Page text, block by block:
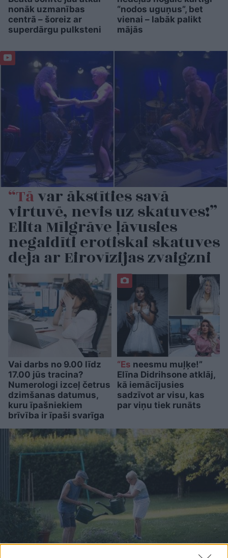
nonāk uzmanības
centrā – šoreiz ar
superdārgu pulksteni
“nodos uguņus”, bet
vienai – labāk palikt
mājās
“Tāvar ākstīties savā
virtuvē, nevis uz skatuves!”
Elita Mīlgrāve ļāvusies
negaidīti erotiskai skatuves
deja ar Eirovīzijas zvaigzni
Vai darbs no 9.00 līdz
17.00 jūs tracina?
Numerologi izceļ četrus
dzimšanas datumus,
kuru īpašniekiem
brīvība ir īpaši svarīga
“Es neesmu muļķe!”
Elīna Didrihsone atklāj,
kā iemācījusies
sadzīvot ar visu, kas
par viņu tiek runāts